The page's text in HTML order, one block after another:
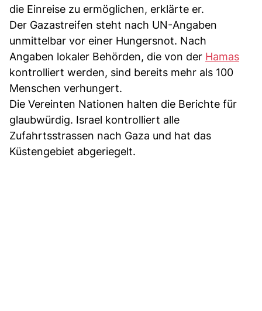
die Einreise zu ermöglichen, erklärte er.
Der Gazastreifen steht nach UN-Angaben
unmittelbar vor einer Hungersnot. Nach
Angaben lokaler Behörden, die von der Hamas
kontrolliert werden, sind bereits mehr als 100
Menschen verhungert.
Die Vereinten Nationen halten die Berichte für
glaubwürdig. Israel kontrolliert alle
Zufahrtsstrassen nach Gaza und hat das
Küstengebiet abgeriegelt.